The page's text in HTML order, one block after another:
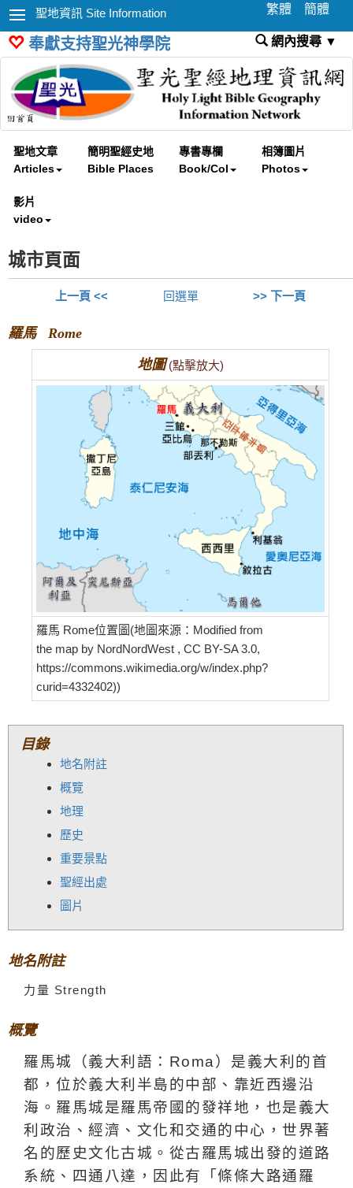
聖地資訊 Site Information 繁體 簡體
奉獻支持聖光神學院 網內搜尋 ▼
聖地文章
Articles
簡明聖經史地
Bible Places
專書專欄
Book/Col
相簿圖片
Photos
影片
video
城市頁面
上一頁 << >> 下一頁
回選單
羅馬 Rome
地圖 (點擊放大)
羅馬 Rome位置圖(地圖來源：Modified from
the map by NordNordWest , CC BY-SA 3.0,
https://commons.wikimedia.org/w/index.php?
curid=4332402))
目錄
地名附註
概覽
地理
歷史
重要景點
聖經出處
圖片
地名附註
力量 Strength
概覽
羅馬城（義大利語： Roma）是義大利的首
都，位於義大利半島的中部、靠近西邊沿
海。羅馬城是羅馬帝國的發祥地，也是義大
利政治、經濟、文化和交通的中心，世界著
名的歷史文化古城。從古羅馬城出發的道路
系統、四通八達，因此有「條條大路通羅